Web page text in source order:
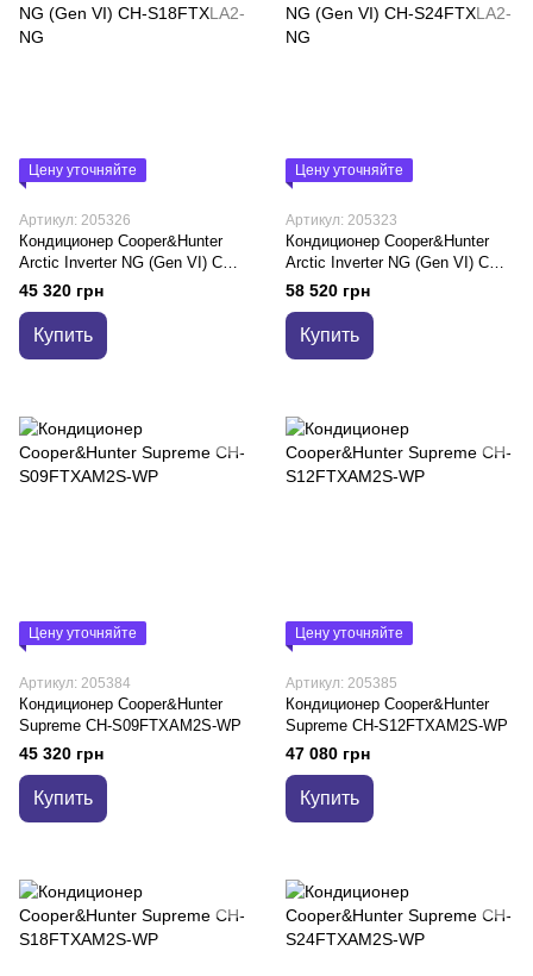
Цену уточняйте
Артикул: 205326
Кондиционер Cooper&Hunter
Arctic Inverter NG (Gen VI) CH-
S18FTXLA2-NG
45 320 грн
Купить
Цену уточняйте
Артикул: 205323
Кондиционер Cooper&Hunter
Arctic Inverter NG (Gen VI) CH-
S24FTXLA2-NG
58 520 грн
Купить
Цену уточняйте
Артикул: 205384
Кондиционер Cooper&Hunter
Supreme CH-S09FTXAM2S-WP
45 320 грн
Купить
Цену уточняйте
Артикул: 205385
Кондиционер Cooper&Hunter
Supreme CH-S12FTXAM2S-WP
47 080 грн
Купить